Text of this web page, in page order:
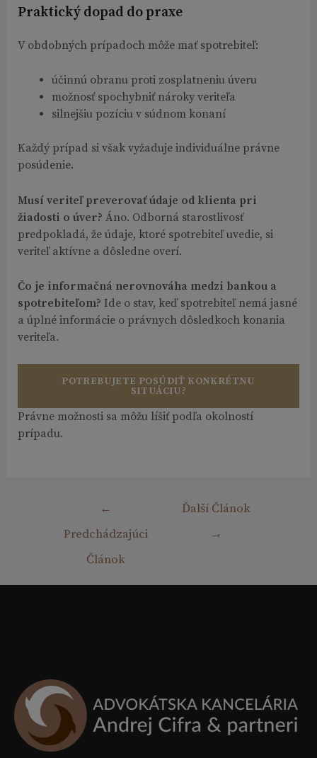
Praktický dopad do praxe
V obdobných prípadoch môže mať spotrebiteľ:
účinnú obranu proti zosplatneniu úveru
možnosť spochybniť nároky veriteľa
silnejšiu pozíciu v súdnom konaní
Každý prípad si však vyžaduje individuálne právne
posúdenie.
Musí veriteľ preverovať údaje od klienta pri
žiadosti o úver? Áno. Odborná starostlivosť
predpokladá, že údaje, ktoré spotrebiteľ uvedie, si
veriteľ aktívne a dôsledne overí.
Čo je informačná nerovnováha medzi bankou a
spotrebiteľom? Ide o stav, keď spotrebiteľ nemá jasné
a úplné informácie o právnych dôsledkoch konania
veriteľa.
POTREBUJETE POSÚDIŤ KONKRÉTNU
SITUÁCIU?
Právne možnosti sa môžu líšiť podľa okolností
prípadu.
článku
←
Predchádzajúci
Článok
Ďalší Článok
→